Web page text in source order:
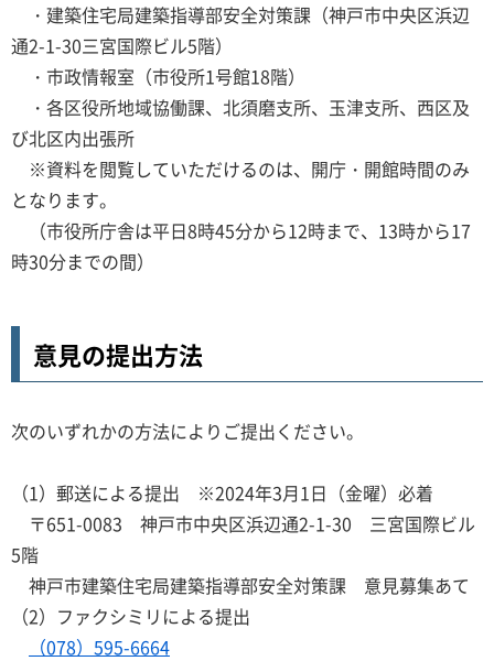
・建築住宅局建築指導部安全対策課（神戸市中央区浜辺
通2-1-30三宮国際ビル5階）
・市政情報室（市役所1号館18階）
・各区役所地域協働課、北須磨支所、玉津支所、西区及
び北区内出張所
※資料を閲覧していただけるのは、開庁・開館時間のみ
となります。
（市役所庁舎は平日8時45分から12時まで、13時から17
時30分までの間）
意見の提出方法
次のいずれかの方法によりご提出ください。
（1）郵送による提出 ※2024年3月1日（金曜）必着
〒651-0083 神戸市中央区浜辺通2-1-30 三宮国際ビル
5階
神戸市建築住宅局建築指導部安全対策課 意見募集あて
（2）ファクシミリによる提出
（078）595-6664